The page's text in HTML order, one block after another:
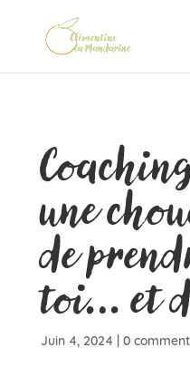
une
de
toi… et
Juin 4, 2024 | 0